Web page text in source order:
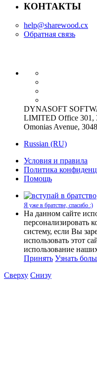
КОНТАКТЫ
help@sharewood.cx
Обратная связь
DYNASOFT
LIMITED Office 301,
Omonias Avenue,
Russian (RU)
Условия и правила
Политика
Помощь
Я уже в братстве, спасибо :)
На данном сайте
персонализировать
систему, если Вы
использовать этот
использование
Принять Узнать
Сверху Снизу